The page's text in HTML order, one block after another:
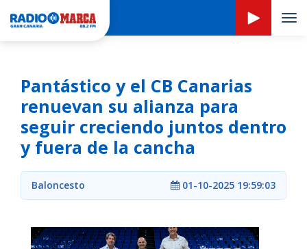
Pantástico y el CB Canarias
renuevan su alianza para
seguir creciendo juntos dentro
y fuera de la cancha
Baloncesto 01-10-2025 19:59:03